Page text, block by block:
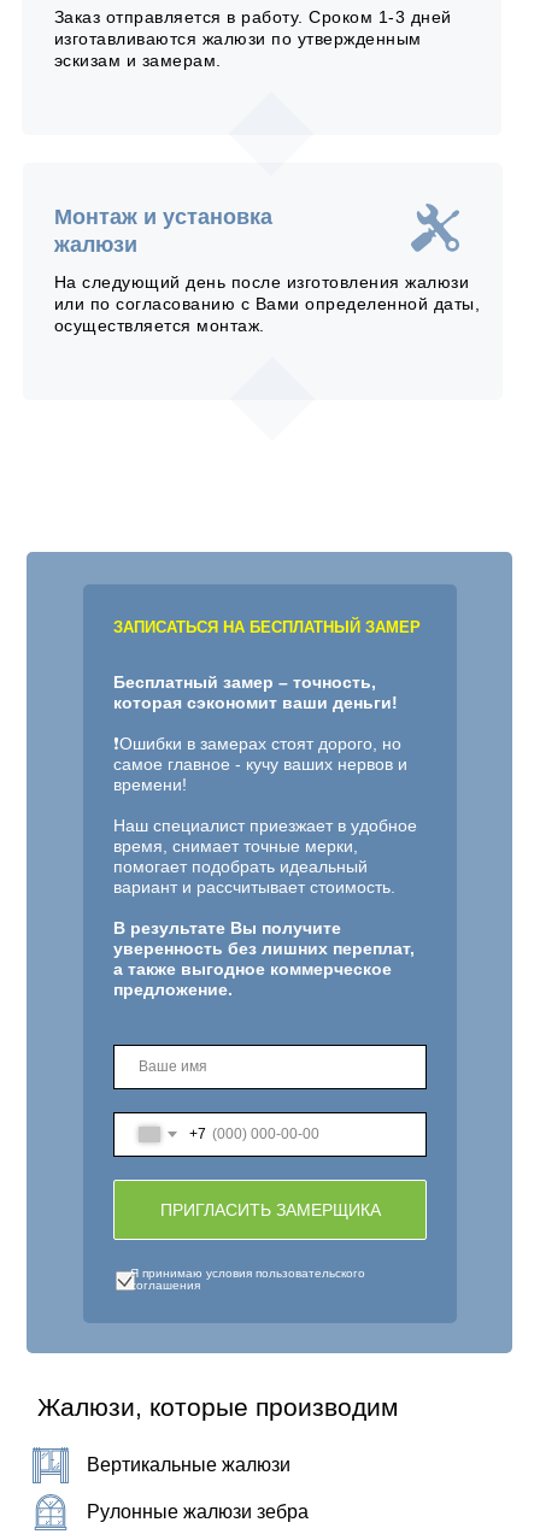
Заказ отправляется в работу. Сроком 1-3 дней
изготавливаются жалюзи по утвержденным
эскизам и замерам.
Монтаж и установка
жалюзи
На следующий день после изготовления жалюзи
или по согласованию с Вами определенной даты,
осуществляется монтаж.
ЗАПИСАТЬСЯ НА БЕСПЛАТНЫЙ ЗАМЕР
+7
ПРИГЛАСИТЬ ЗАМЕРЩИКА
Рулонные жалюзи зебра
Вертикальные жалюзи
Бесплатный замер – точность,
которая сэкономит ваши деньги!
❗️Ошибки в замерах стоят дорого, но
самое главное - кучу ваших нервов и
времени!
Наш специалист приезжает в удобное
время, снимает точные мерки,
помогает подобрать идеальный
вариант и рассчитывает стоимость.
В результате Вы получите
уверенность без лишних переплат,
а также выгодное коммерческое
предложение.
Я принимаю условия пользовательского
соглашения
Жалюзи, которые производим